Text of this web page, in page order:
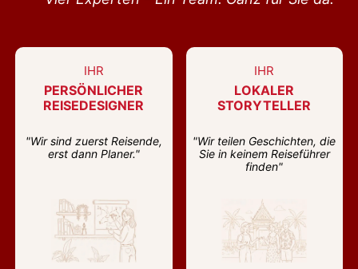
IHR
PERSÖNLICHER
REISEDESIGNER
"Wir sind zuerst Reisende,
erst dann Planer."
IHR
LOKALER
STORYTELLER
"Wir teilen Geschichten, die
Sie in keinem Reiseführer
finden"